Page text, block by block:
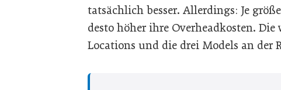
tatsächlich besser. Allerdings: Je
desto höher ihre Overheadkosten.
Locations und die drei Models an der